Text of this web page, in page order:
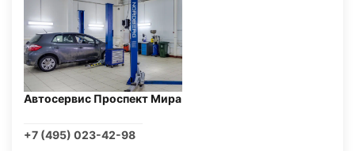
Автосервис Проспект Мира
+7 (495) 023-42-98